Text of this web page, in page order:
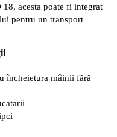
acesta poate fi integrat
pentru un transport
încheietura mâinii fără